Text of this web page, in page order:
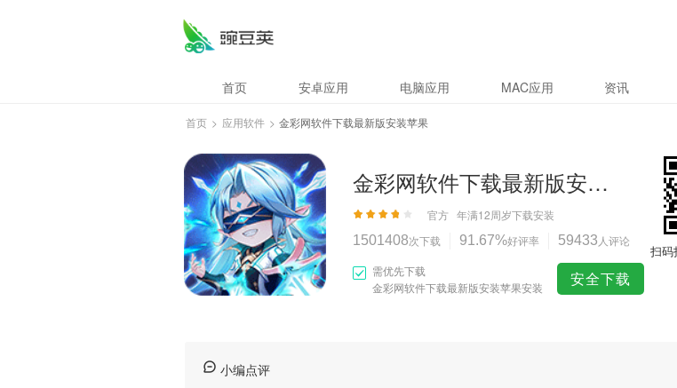
首页 安卓应用 电脑应用 MAC应用 资讯
首页 > 应用软件 > 金彩网软件下载最新版安装苹果
金彩网软件下载最新版安装苹果
官方 年满12周岁下载安装
1501408次下载 91.67%好评率 59433 人评论
需优先下载
金彩网软件下载最新版安装苹果安装
安全下载
扫码
小编点评